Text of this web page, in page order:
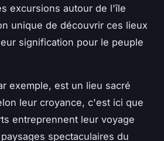
excursions autour de l'île
unique de découvrir ces lieux
signification pour le peuple
exemple, est un lieu sacré
leur croyance, c'est ici que
entreprennent leur voyage
spectaculaires du